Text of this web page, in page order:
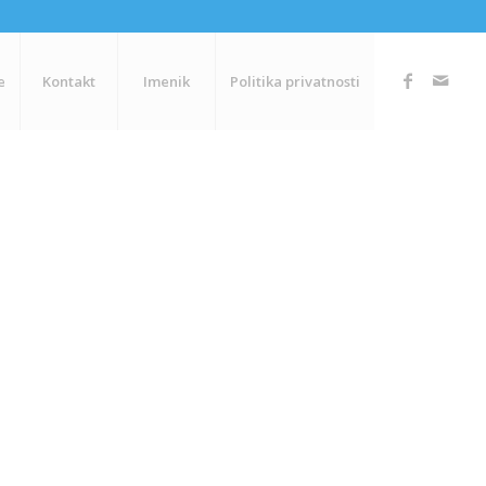
Kontakt Imenik Politika privatnosti